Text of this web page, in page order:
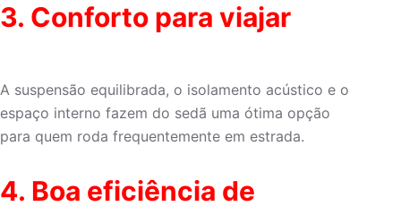
3. Conforto para viajar
A suspensão equilibrada, o isolamento acústico e o
espaço interno fazem do sedã uma ótima opção
para quem roda frequentemente em estrada.
4. Boa eficiência de